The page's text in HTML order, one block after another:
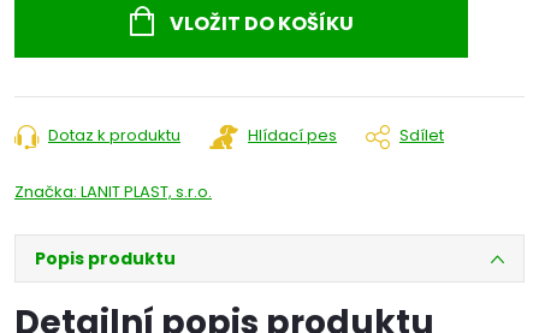
VLOŽIT DO KOŠÍKU
Dotaz k produktu Hlídací pes Sdílet
Značka: LANIT PLAST, s.r.o.
Popis produktu
Detailní popis produktu